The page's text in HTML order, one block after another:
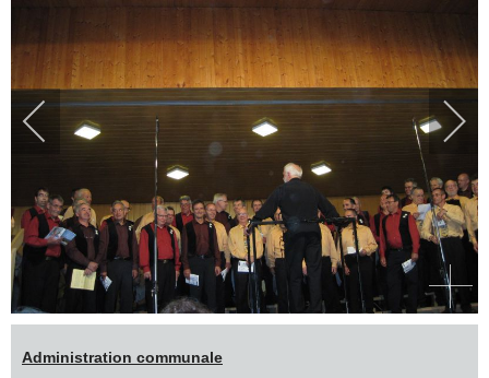
Administration communale